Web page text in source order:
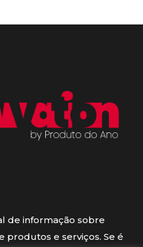
de informação sobre
produtos e serviços. Se é